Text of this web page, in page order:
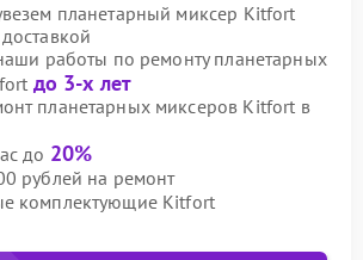
планетарный миксер Kitfort
работы по ремонту планетарных
до 3-х лет
планетарных миксеров Kitfort в
до 20%
рублей на ремонт
комплектующие Kitfort